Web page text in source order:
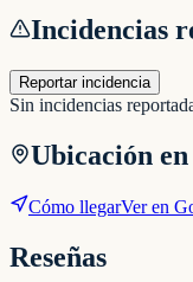
Incidencias
Reportar incidencia
Sin incidencias
Ubicación
Cómo llegarVer en
Reseñas